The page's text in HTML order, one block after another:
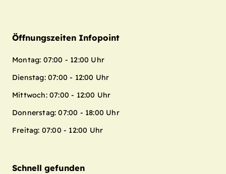
Öffnungszeiten Infopoint
Montag: 07:00 - 12:00 Uhr
Dienstag: 07:00 - 12:00 Uhr
Mittwoch: 07:00 - 12:00 Uhr
Donnerstag: 07:00 - 18:00 Uhr
Freitag: 07:00 - 12:00 Uhr
Schnell gefunden